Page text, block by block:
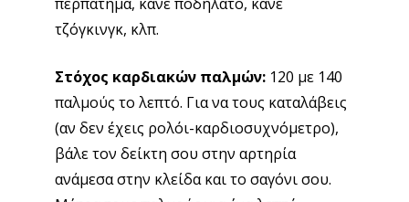
Άσκηση δύναμης με αντιστάσεις:
6 ασκήσεις ενδυνάμωσης στο τέλος αυτού του
άρθρου. Ξεκίνα με ένα βάρος που είναι βαρύ
αρκετά ώστε να βγάζεις ίσα-ίσα 12 επαναλήψεις
(να μη μπορείς να κάνεις 13 επανάληψη),
ανεβάζοντας και κατεβάζοντας το βάρος με έλεγχο,
αργά και σταθερά. Ανάλογα την άσκηση, μπορεί να